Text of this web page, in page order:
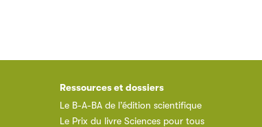
Ressources et dossiers
Le B-A-BA de l’édition scientifique
Le Prix du livre Sciences pour tous